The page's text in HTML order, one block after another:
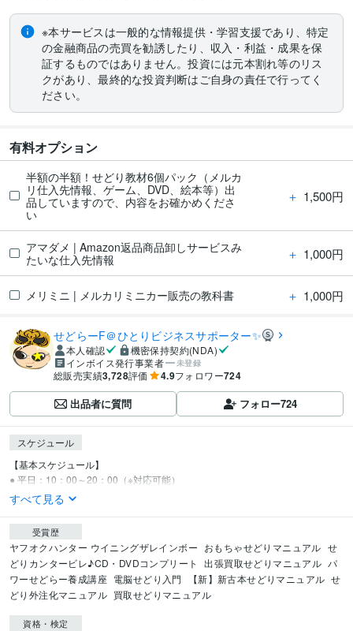
※本サービスは一般的な情報提供・学習支援であり、特定
の金融商品の売買を勧誘したり、収入・利益・成果を保
証するものではありません。投資には元本割れ等のリス
クがあり、最終的な投資判断はご自身の責任で行ってく
ださい。
有料オプション
半額の半額！せどり教材6個パック（メルカ
リ仕入先情報、ゲーム、DVD、絵本等）出
品していますので、内容をお確かめくださ
い
＋ 1,500円
アマダメ | Amazon返品商品卸しサービスみ
たいな仕入先情報
＋ 1,000円
メリミニ | メルカリミニカー販売の教科書 ＋ 1,000円
せどらーF＠ひとりビジネスサポーター✨
本人確認
機密保持契約(NDA)
インボイス発行事業者
未登録
総販売実績3,728評価 4.9フォロワー724
出品者に質問 フォロー724
スケジュール
【基本スケジュール】
● 平日：10：00～20：00（※対応可能）
すべて見る
受賞歴
ヤフオクハンター ウイニングザレインボー おもちゃせどりマニュアル せ
どりカンタービレ♪CD・DVDコンプリート
出張買取せどりマニュアル パ
ワーせどらー養成講座 電脳せどり入門 【新】新古本せどりマニュアル せ
どり外注化マニュアル 買取せどりマニュアル
資格・検定